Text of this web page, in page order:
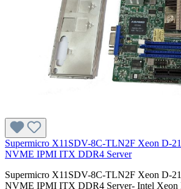
Supermicro X11SDV-8C-TLN2F Xeon D-
NVME IPMI ITX DDR4 Server
Supermicro X11SDV-8C-TLN2F Xeon D-
NVME IPMI ITX DDR4 Server- Intel Xeon